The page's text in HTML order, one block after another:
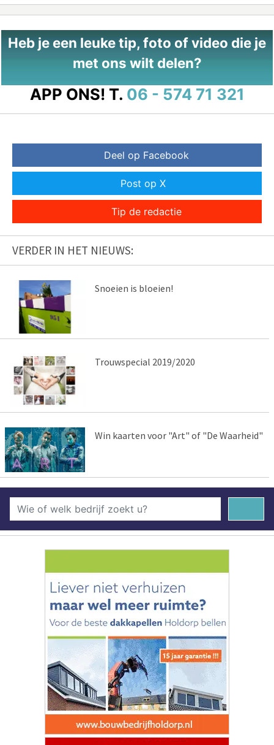
Heb je een leuke tip, foto of video die je
met ons wilt delen?
APP ONS! T. 06 - 574 71 321
Deel op Facebook
Post op X
Tip de redactie
VERDER IN HET NIEUWS:
Snoeien is bloeien!
Trouwspecial 2019/2020
Win kaarten voor "Art" of "De Waarheid"